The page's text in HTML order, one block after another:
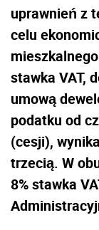
uprawnień z
celu
stawka VAT,
umową
podatku od
(cesji),
trzecią. W
8% stawka